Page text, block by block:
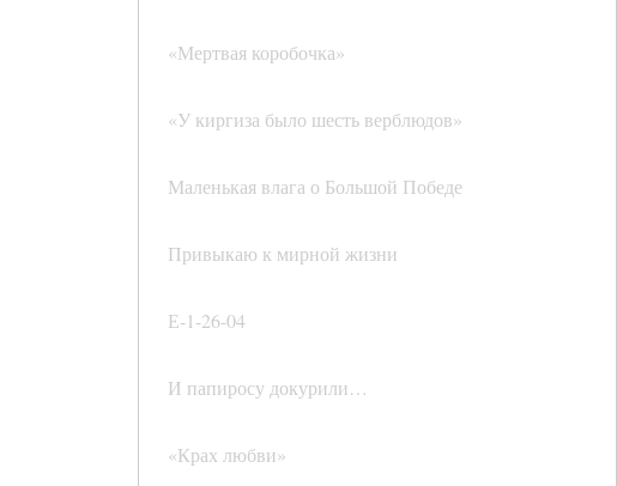
«Мертвая коробочка»
«У киргиза было шесть верблюдов»
Маленькая влага о Большой Победе
Привыкаю к мирной жизни
Е-1-26-04
И папиросу докурили…
«Крах любви»